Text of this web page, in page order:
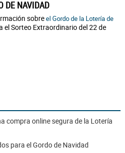
DE NAVIDAD
sobreel Gordo de la Lotería de
el Sorteo Extraordinario del 22 de
compra online segura de la Lotería
para el Gordo de Navidad